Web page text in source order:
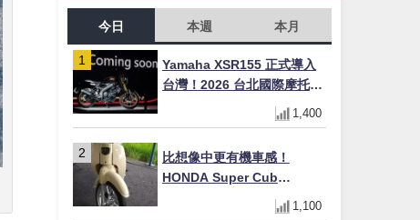
今日 本週 本月
Yamaha XSR155 正式導入
台灣！2026 台北國際摩托車
展亮相，70 週年紀念版
YZF-R 系列限量追加販售
1,400
比想像中更有機車感！
HONDA Super Cub
110【Webike愛車精選】
1,100